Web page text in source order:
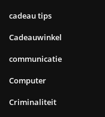
cadeau tips
Cadeauwinkel
communicatie
Computer
Criminaliteit